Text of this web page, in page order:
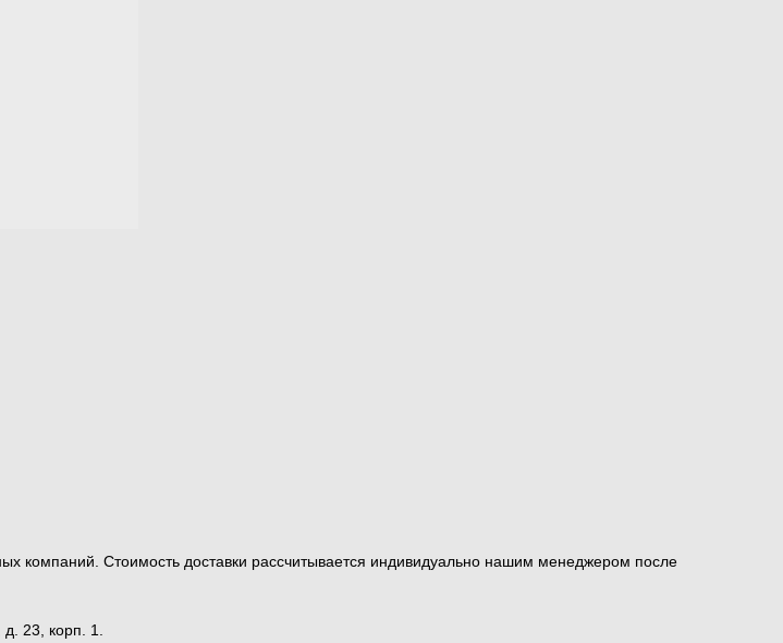
компаний. Стоимость доставки рассчитывается индивидуально нашим менеджером после
23, корп. 1.